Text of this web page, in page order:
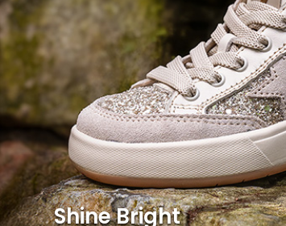
Shine Bright